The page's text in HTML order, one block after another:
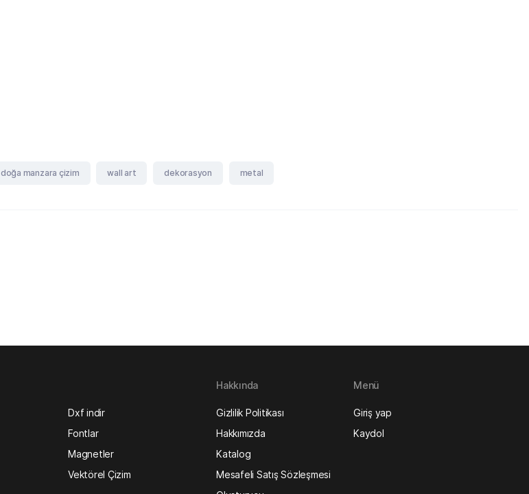
doğa manzara çizim wall art dekorasyon metal
Dxf indir
Fontlar
Magnetler
Vektörel Çizim
Hakkında
Gizlilik Politikası
Hakkımızda
Katalog
Mesafeli Satış Sözleşmesi
Menü
Giriş yap
Kaydol